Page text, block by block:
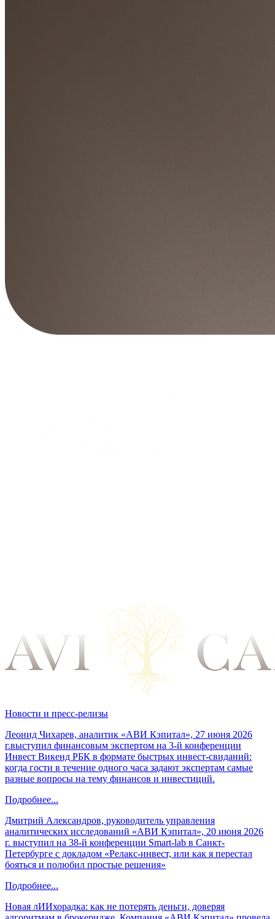
Новости и пресс-релизы
Леонид Чихарев, аналитик «АВИ Кэпитал», 27 июня 2026
г.выступил финансовым экспертом на 3-й конференции
Инвест Викенд РБК в формате быстрых инвест-свиданий:
когда гости в течение одного часа задают экспертам самые
разные вопросы на тему финансов и инвестиций.
Подробнее...
Дмитрий Александров, руководитель управления
аналитических исследований «АВИ Кэпитал», 20 июня 2026
г. выступил на 38-й конференции Smart-lab в Санкт-
Петербурге с докладом «Релакс-инвест, или как я перестал
бояться и полюбил простые решения»
Подробнее...
Новая лИИхорадка: как не потерять деньги, доверяя